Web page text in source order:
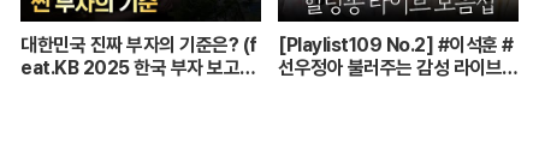
대한민국 진짜 부자의 기준은? (f
eat.KB 2025 한국 부자 보고
[Playlist109 No.2] #이석훈 #
선우정아 불러주는 감성 라이브